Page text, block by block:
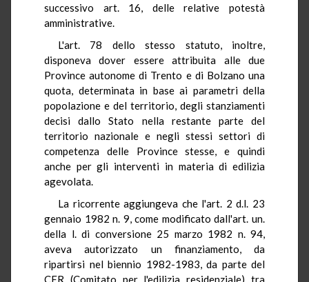
successivo art. 16, delle relative potestà
amministrative.
L'art. 78 dello stesso statuto, inoltre,
disponeva dover essere attribuita alle due
Province autonome di Trento e di Bolzano una
quota, determinata in base ai parametri della
popolazione e del territorio, degli stanziamenti
decisi dallo Stato nella restante parte del
territorio nazionale e negli stessi settori di
competenza delle Province stesse, e quindi
anche per gli interventi in materia di edilizia
agevolata.
La ricorrente aggiungeva che l'art. 2 d.l. 23
gennaio 1982 n. 9, come modificato dall'art. un.
della l. di conversione 25 marzo 1982 n. 94,
aveva autorizzato un finanziamento, da
ripartirsi nel biennio 1982-1983, da parte del
CER (Comitato per l'edilizia residenziale) tra